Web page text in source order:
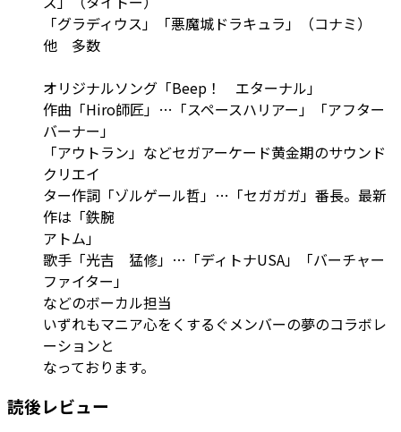
「グラディウス」「悪魔城ドラキュラ」（コナミ）
他 多数
オリジナルソング「Beep！ エターナル」
作曲「Hiro師匠」…「スペースハリアー」「アフター
バーナー」
「アウトラン」などセガアーケード黄金期のサウンド
クリエイ
ター作詞「ゾルゲール哲」…「セガガガ」番長。最新
作は「鉄腕
アトム」
歌手「光吉 猛修」…「ディトナUSA」「バーチャー
ファイター」
などのボーカル担当
いずれもマニア心をくするぐメンバーの夢のコラボレ
ーションと
なっております。
読後レビュー